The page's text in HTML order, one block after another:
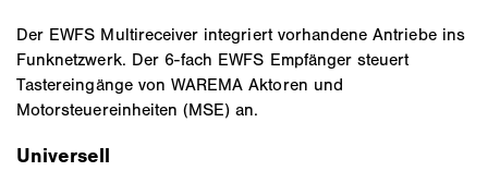
Der EWFS Multireceiver integriert vorhandene Antriebe ins
Funknetzwerk. Der 6-fach EWFS Empfänger steuert
Tastereingänge von WAREMA Aktoren und
Motorsteuereinheiten (MSE) an.
Universell